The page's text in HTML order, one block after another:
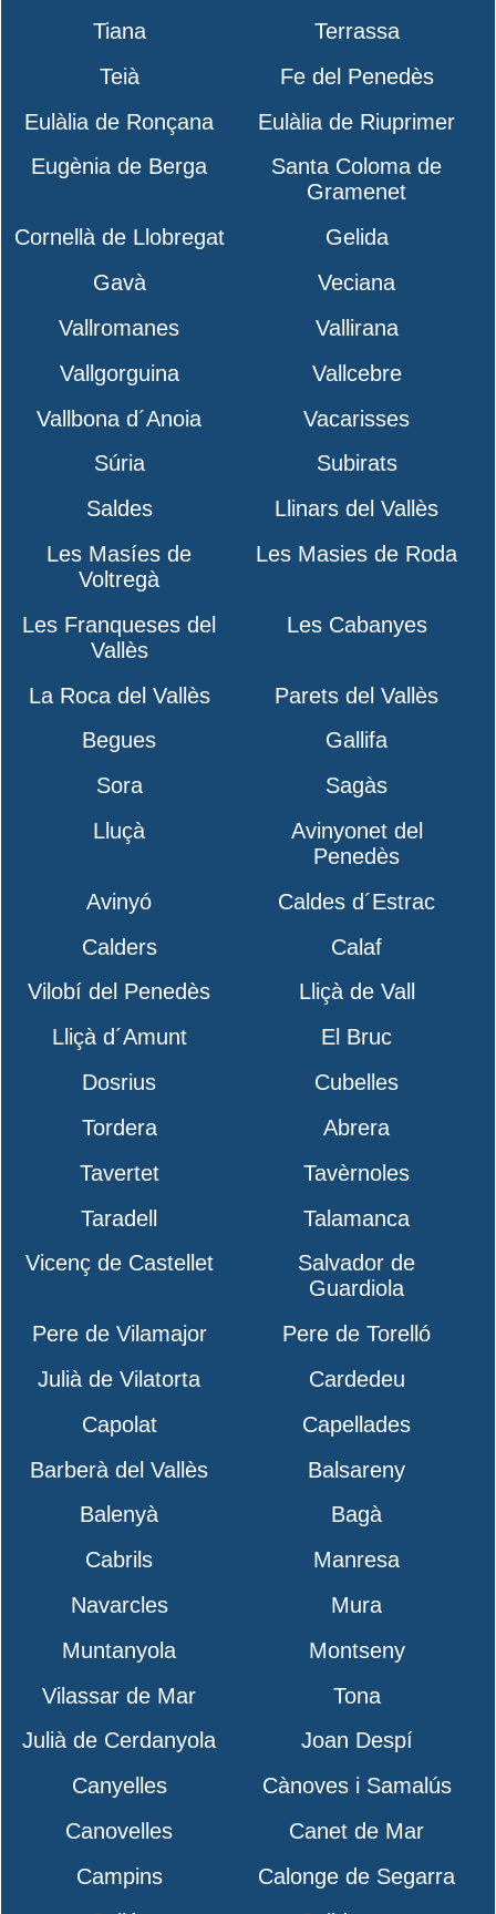
Tiana
Terrassa
Teià
Fe del Penedès
Eulàlia de Ronçana
Eulàlia de Riuprimer
Eugènia de Berga
Santa Coloma de
Gramenet
Cornellà de Llobregat
Gelida
Gavà
Veciana
Vallromanes
Vallirana
Vallgorguina
Vallcebre
Vallbona d´Anoia
Vacarisses
Súria
Subirats
Saldes
Llinars del Vallès
Les Masíes de
Voltregà
Les Masies de Roda
Les Franqueses del
Vallès
Les Cabanyes
La Roca del Vallès
Parets del Vallès
Begues
Gallifa
Sora
Sagàs
Lluçà
Avinyonet del
Penedès
Avinyó
Caldes d´Estrac
Calders
Calaf
Vilobí del Penedès
Lliçà de Vall
Lliçà d´Amunt
El Bruc
Dosrius
Cubelles
Tordera
Abrera
Tavertet
Tavèrnoles
Taradell
Talamanca
Vicenç de Castellet
Salvador de
Guardiola
Pere de Vilamajor
Pere de Torelló
Julià de Vilatorta
Cardedeu
Capolat
Capellades
Barberà del Vallès
Balsareny
Balenyà
Bagà
Cabrils
Manresa
Navarcles
Mura
Muntanyola
Montseny
Vilassar de Mar
Tona
Julià de Cerdanyola
Joan Despí
Canyelles
Cànoves i Samalús
Canovelles
Canet de Mar
Campins
Calonge de Segarra